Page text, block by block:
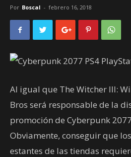
Por Boscal - febrero 16, 2018
Al igual que The Witcher III:
Bros será responsable de la
promoción de Cyberpunk
Obviamente, conseguir que
estantes de las tiendas